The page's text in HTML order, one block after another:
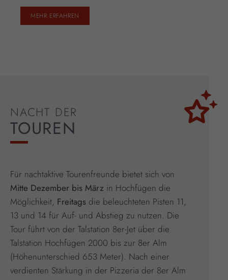
MEHR ERFAHREN
NACHT DER
TOUREN
Für nachtaktive Tourenfreunde bietet sich von
Mitte Dezember bis März in Hochfügen die
Möglichkeit, Freitags die beleuchteten Pisten 11,
13 und 14 für Auf- und Abstieg zu nutzen. Die
Tour führt von der Talstation 8er-Jet über die
Talstation Hochfügen 2000 bis zur 8er Alm
(Höhenunterschied 653 Meter). Nach einer
verdienten Stärkung in der Pizzeria der 8er Alm